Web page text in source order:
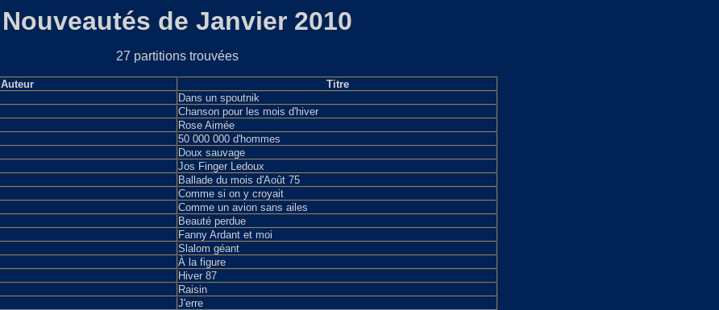
Nouveautés de Janvier 2010
27 partitions trouvées
Auteur
Titre
Dans un spoutnik
Chanson pour les mois d'hiver
Rose Aimée
50 000 000 d'hommes
Doux sauvage
Jos Finger Ledoux
Ballade du mois d'Août 75
Comme si on y croyait
Comme un avion sans ailes
Beauté perdue
Fanny Ardant et moi
Slalom géant
À la figure
Hiver 87
Raisin
J'erre